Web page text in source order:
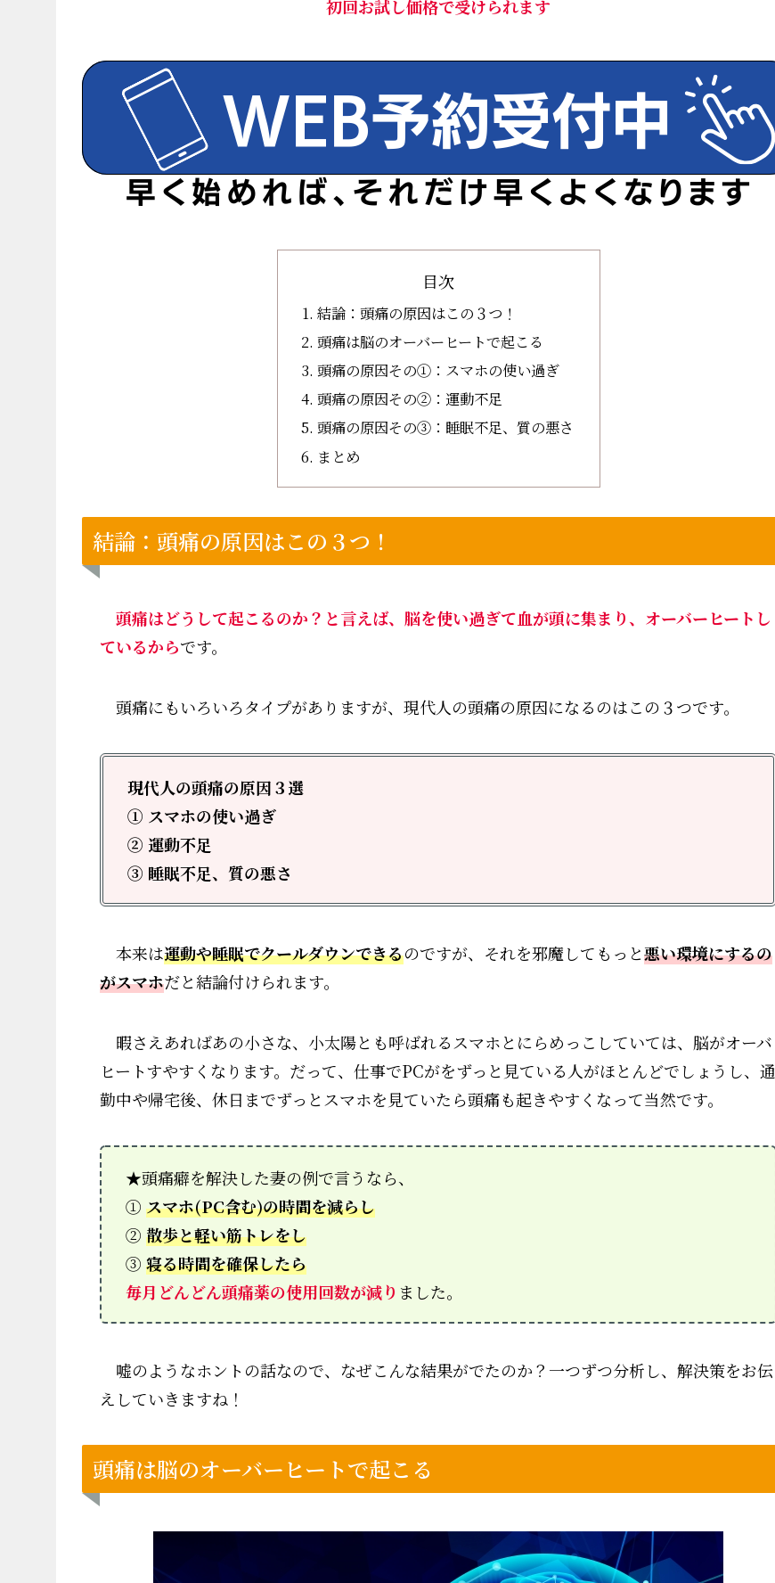
初回お試し価格で受けられます
目次
結論：頭痛の原因はこの３つ！
頭痛は脳のオーバーヒートで起こる
頭痛の原因その①：スマホの使い過ぎ
頭痛の原因その②：運動不足
頭痛の原因その③：睡眠不足、質の悪さ
まとめ
結論：頭痛の原因はこの３つ！
頭痛はどうして起こるのか？と言えば、脳を使い過ぎて血が頭に集まり、オーバーヒートし
ているからです。
頭痛にもいろいろタイプがありますが、現代人の頭痛の原因になるのはこの３つです。
現代人の頭痛の原因３選
① スマホの使い過ぎ
② 運動不足
③ 睡眠不足、質の悪さ
本来は運動や睡眠でクールダウンできるのですが、それを邪魔してもっと悪い環境にするの
がスマホだと結論付けられます。
暇さえあればあの小さな、小太陽とも呼ばれるスマホとにらめっこしていては、脳がオーバ
ヒートすやすくなります。だって、仕事でPCがをずっと見ている人がほとんどでしょうし、通
勤中や帰宅後、休日までずっとスマホを見ていたら頭痛も起きやすくなって当然です。
★頭痛癖を解決した妻の例で言うなら、
① スマホ(PC含む)の時間を減らし
② 散歩と軽い筋トレをし
③ 寝る時間を確保したら
毎月どんどん頭痛薬の使用回数が減り ました。
嘘のようなホントの話なので、なぜこんな結果がでたのか？一つずつ分析し、解決策をお伝
えしていきますね！
頭痛は脳のオーバーヒートで起こる